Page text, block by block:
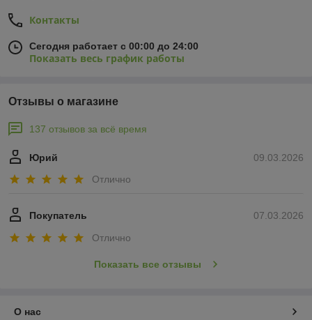
Контакты
Сегодня работает с 00:00 до 24:00
Показать весь график работы
Отзывы о магазине
137 отзывов за всё время
09.03.2026
Юрий
Отлично
07.03.2026
Покупатель
Отлично
Показать все отзывы
О нас